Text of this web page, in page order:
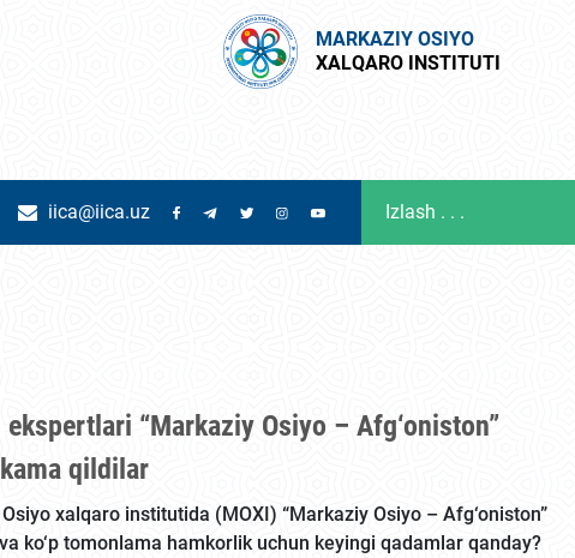
MARKAZIY OSIYO
XALQARO INSTITUTI
iica@iica.uz
ekspertlari “Markaziy Osiyo – Afg‘oniston”
qildilar
xalqaro institutida (MOXI) “Markaziy Osiyo – Afg‘oniston”
ko‘p tomonlama hamkorlik uchun keyingi qadamlar qanday?